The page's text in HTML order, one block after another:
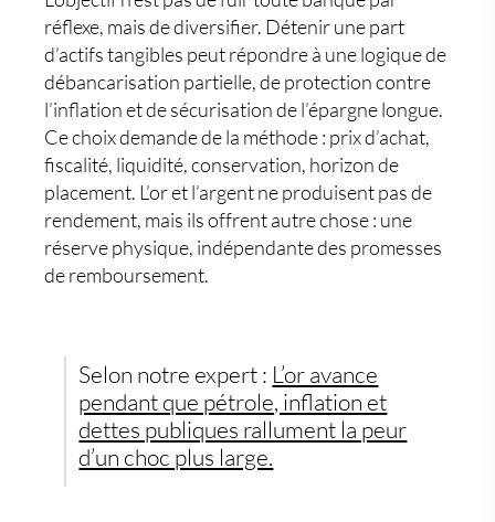
réflexe, mais de diversifier. Détenir une part
d’actifs tangibles peut répondre à une logique de
débancarisation partielle, de protection contre
l’inflation et de sécurisation de l’épargne longue.
Ce choix demande de la méthode : prix d’achat,
fiscalité, liquidité, conservation, horizon de
placement. L’or et l’argent ne produisent pas de
rendement, mais ils offrent autre chose : une
réserve physique, indépendante des promesses
de remboursement.
Selon notre expert : L’or avance
pendant que pétrole, inflation et
dettes publiques rallument la peur
d’un choc plus large.